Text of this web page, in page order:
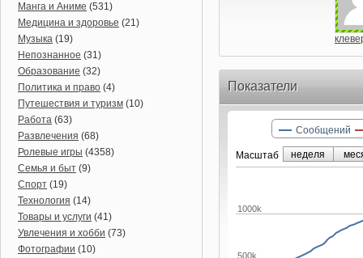
Манга и Аниме (531)
Медицина и здоровье (21)
Музыка (19)
Непознанное (31)
Образование (32)
Политика и право (4)
Путешествия и туризм (10)
Работа (63)
Развлечения (68)
Ролевые игры (4358)
Семья и быт (9)
Спорт (19)
Технология (14)
Товары и услуги (41)
Увлечения и хобби (73)
Фотографии (10)
Показатели
Маcштаб
500k
1000k
Сообщений
неделя